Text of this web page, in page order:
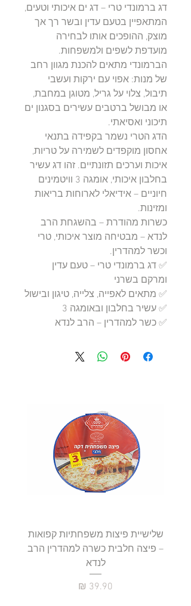
דג ברמונדי טרי – דג ים איכותי וטעים,
המתאפיין בטעם עדין ובשר רך אך
מוצק, ההופכים אותו לבחירה
מועדפת לשפים ולמשפחות.
הברמונדי מתאים להכנת מגוון רחב
של מנות: אפוי עם ירקות ועשבי
תיבול, צלוי על גריל, מטוגן במחבת,
או מבושל ברטבים עשירים בסגנון ים
תיכוני ואסיאתי.
הדג הטרי נשמר בקפידה בתנאי
אחסון מוקפדים לשמירה על טריות,
איכות וערכים תזונתיים. זהו דג עשיר
בחלבון איכותי, אומגה 3 וויטמינים
חיוניים – אידיאלי לארוחות בריאות
ומזינות.
כשרות מהודרת – בהשגחת הרב
לנדא – מבטיחה מוצר איכותי, טרי
וכשר למהדרין.
✅ דג ברמונדי טרי – טעם עדין
ומרקם בשרני
✅ מתאים לאפייה, צלייה, טיגון ובישול
✅ עשיר בחלבון ובאומגה 3
✅ כשר למהדרין – הרב לנדא
שלישיית פיצות משפחתיות קפואות
– פיצה חלבית כשרה למהדרין הרב
לנדא
מחיר